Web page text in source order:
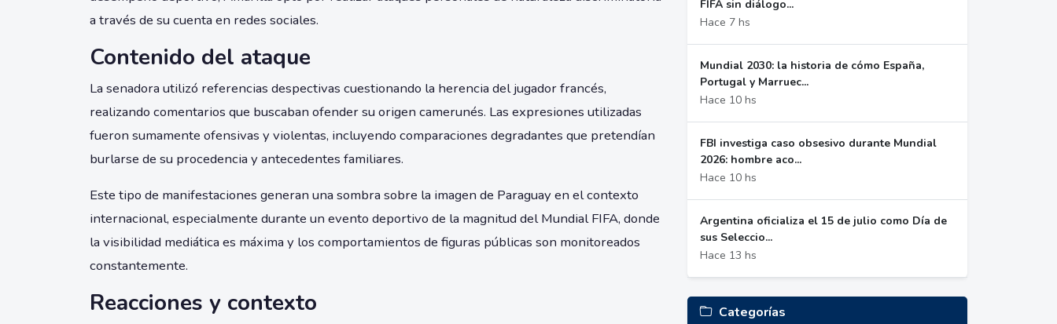
a través de su cuenta en redes sociales.
Contenido del ataque
La senadora utilizó referencias despectivas cuestionando la herencia del jugador francés,
realizando comentarios que buscaban ofender su origen camerunés. Las expresiones utilizadas
fueron sumamente ofensivas y violentas, incluyendo comparaciones degradantes que pretendían
burlarse de su procedencia y antecedentes familiares.
Este tipo de manifestaciones generan una sombra sobre la imagen de Paraguay en el contexto
internacional, especialmente durante un evento deportivo de la magnitud del Mundial FIFA, donde
la visibilidad mediática es máxima y los comportamientos de figuras públicas son monitoreados
constantemente.
Reacciones y contexto
FIFA sin diálogo...
Hace 7 hs
Mundial 2030: la historia de cómo España,
Portugal y Marruec...
Hace 10 hs
FBI investiga caso obsesivo durante Mundial
2026: hombre aco...
Hace 10 hs
Argentina oficializa el 15 de julio como Día de
sus Seleccio...
Hace 13 hs
Categorías